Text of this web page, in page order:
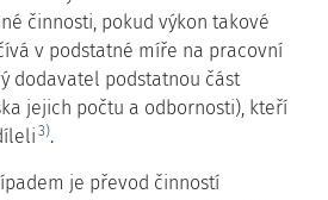
činnosti, pokud výkon takové
v podstatné míře na pracovní
dodavatel podstatnou část
jejich počtu a odbornosti), kteří
3).
je převod činností